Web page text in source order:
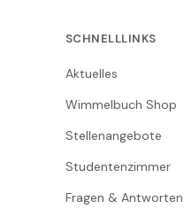
SCHNELLLINKS
Aktuelles
Wimmelbuch Shop
Stellenangebote
Studentenzimmer
Fragen & Antworten